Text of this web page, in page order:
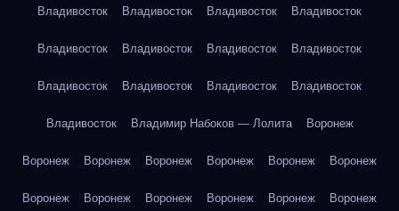
Владивосток Владивосток Владивосток Владивосток
Владивосток Владивосток Владивосток Владивосток
Владивосток Владивосток Владивосток Владивосток
Владивосток Владимир Набоков — Лолита Воронеж
Воронеж Воронеж Воронеж Воронеж Воронеж Воронеж
Воронеж Воронеж Воронеж Воронеж Воронеж Воронеж